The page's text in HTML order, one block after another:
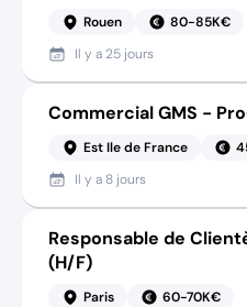
Rouen
80-85K€
Il y a 25 jours
Commercial GMS -
Est Ile de France
Il y a 8 jours
Responsable de
(H/F)
Paris
60-70K€